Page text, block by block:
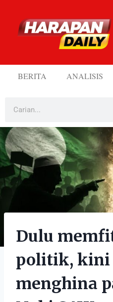
BERITA ANALISIS
Dulu
politik, kini
menghina